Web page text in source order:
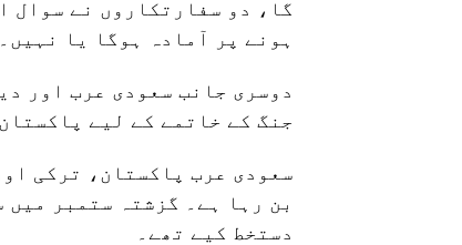
گا، دو سفارتکاروں نے سوال
ہونے پر آمادہ ہوگا یا نہیں۔
دوسری جانب سعودی عرب اور
جنگ کے خاتمے کے لیے
سعودی عرب پاکستان، ترکی
بن رہا ہے۔ گزشتہ ستمبر
دستخط کیے تھے۔